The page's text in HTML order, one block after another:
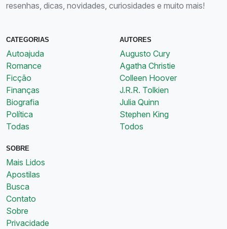
resenhas, dicas, novidades, curiosidades e muito mais!
CATEGORIAS
Autoajuda
Romance
Ficção
Finanças
Biografia
Política
Todas
AUTORES
Augusto Cury
Agatha Christie
Colleen Hoover
J.R.R. Tolkien
Julia Quinn
Stephen King
Todos
SOBRE
Mais Lidos
Apostilas
Busca
Contato
Sobre
Privacidade